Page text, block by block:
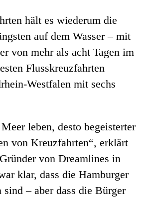
hält es wiederum die
auf dem Wasser – mit
von mehr als acht Tagen im
Flusskreuzfahrten
Westfalen mit sechs
leben, desto begeisterter
von Kreuzfahrten“, erklärt
von Dreamlines in
klar, dass die Hamburger
sind – aber dass die Bürger